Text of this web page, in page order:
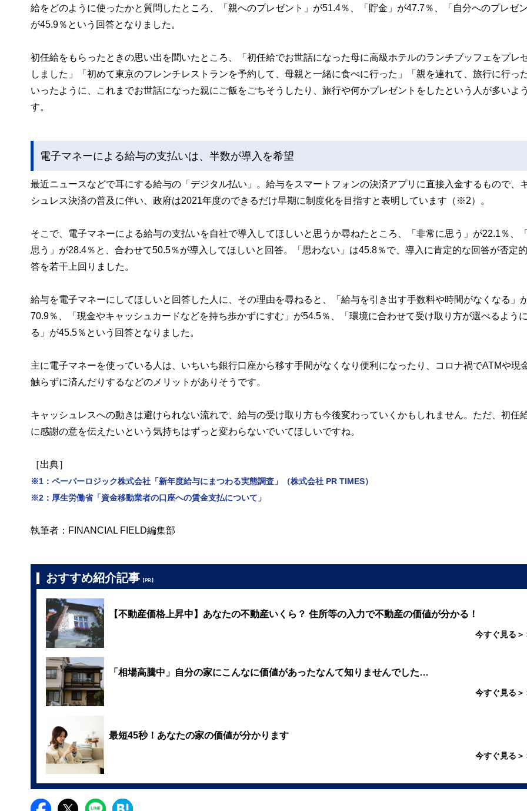
給をどのように使ったかと質問したところ、「親へのプレゼント」が51.4％、「貯金」が47.7％、「自分へのプレゼン
が45.9％という回答となりました。
初任給をもらったときの思い出を聞いたところ、「初任給でお世話になった母に高級ホテルのランチブッフェをプレ
しました」「初めて東京のフレンチレストランを予約して、母親と一緒に食べに行った」「親を連れて、旅行に行っ
いったように、これまでお世話になった親にご飯をごちそうしたり、旅行や何かプレゼントをしたという人が多いよ
す。
電子マネーによる給与の支払いは、半数が導入を希望
最近ニュースなどで耳にする給与の「デジタル払い」。給与をスマートフォンの決済アプリに直接入金するもので、
シュレス決済の普及に伴い、政府は2021年度のできるだけ早期に制度化を目指すと表明しています（※2）。
そこで、電子マネーによる給与の支払いを自社で導入してほしいと思うか尋ねたところ、「非常に思う」が22.1％、
思う」が28.4％と、合わせて50.5％が導入してほしいと回答。「思わない」は45.8％で、導入に肯定的な回答が否定
答を若干上回りました。
給与を電子マネーにしてほしいと回答した人に、その理由を尋ねると、「給与を引き出す手数料や時間がなくなる」
70.9％、「現金やキャッシュカードなどを持ち歩かずにすむ」が54.5％、「環境に合わせて受け取り方が選べるよう
る」が45.5％という回答となりました。
主に電子マネーを使っている人は、いちいち銀行口座から移す手間がなくなり便利になったり、コロナ禍でATMや現
触らずに済んだりするなどのメリットがありそうです。
キャッシュレスへの動きは避けられない流れで、給与の受け取り方も今後変わっていくかもしれません。ただ、初任
に感謝の意を伝えたいという気持ちはずっと変わらないでいてほしいですね。
［出典］
※1：ペーパーロジック株式会社「新年度給与にまつわる実態調査」（株式会社 PR TIMES）
※2：厚生労働省「資金移動業者の口座への賃金支払について」
執筆者：FINANCIAL FIELD編集部
おすすめ紹介記事 【PR】
【不動産価格上昇中】あなたの不動産いくら？ 住所等の入力で不動産の価値が分かる！
今すぐ見る＞
「相場高騰中」自分の家にこんなに価値があったなんて知りませんでした…
今すぐ見る＞
最短45秒！あなたの家の価値が分かります
今すぐ見る＞